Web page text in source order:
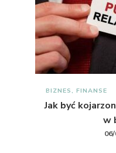
BIZNES, FINANSE
Jak być
w